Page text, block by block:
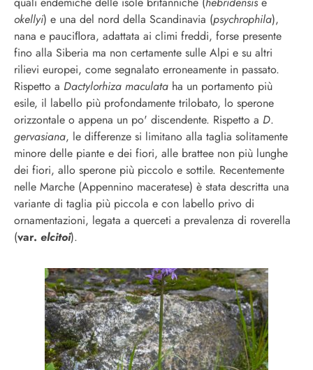
okellyi) e una del nord della Scandinavia (psychrophila),
nana e pauciﬂora, adattata ai climi freddi, forse presente
fino alla Siberia ma non certamente sulle Alpi e su altri
rilievi europei, come segnalato erroneamente in passato.
Rispetto a Dactylorhiza maculata ha un portamento più
esile, il labello più profondamente trilobato, lo sperone
orizzontale o appena un po' discendente. Rispetto a D.
gervasiana, le differenze si limitano alla taglia solitamente
minore delle piante e dei fiori, alle brattee non più lunghe
dei fiori, allo sperone più piccolo e sottile. Recentemente
nelle Marche (Appennino maceratese) è stata descritta una
variante di taglia più piccola e con labello privo di
ornamentazioni, legata a querceti a prevalenza di roverella
(var. elcitoi).